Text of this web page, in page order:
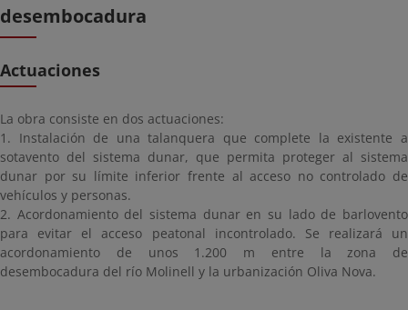
desembocadura
Actuaciones
La obra consiste en dos actuaciones:
1. Instalación de una talanquera que complete la existente a
sotavento del sistema dunar, que permita proteger al sistema
dunar por su límite inferior frente al acceso no controlado de
vehículos y personas.
2. Acordonamiento del sistema dunar en su lado de barlovento
para evitar el acceso peatonal incontrolado. Se realizará un
acordonamiento de unos 1.200 m entre la zona de
desembocadura del río Molinell y la urbanización Oliva Nova.